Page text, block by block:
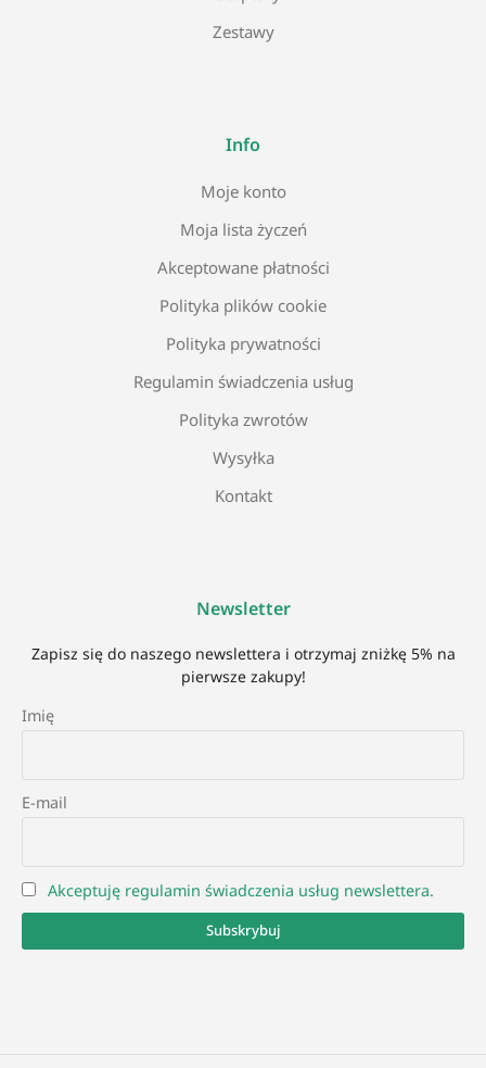
Zestawy
Info
Moje konto
Moja lista życzeń
Akceptowane płatności
Polityka plików cookie
Polityka prywatności
Regulamin świadczenia usług
Polityka zwrotów
Wysyłka
Kontakt
Newsletter
Zapisz się do naszego newslettera i otrzymaj zniżkę 5% na
pierwsze zakupy!
Imię
E-mail
Akceptuję regulamin świadczenia usług newslettera.